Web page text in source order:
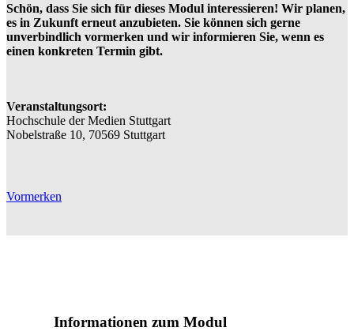
Schön, dass Sie sich für dieses Modul interessieren! Wir planen,
es in Zukunft erneut anzubieten. Sie können sich gerne
unverbindlich vormerken und wir informieren Sie, wenn es
einen konkreten Termin gibt.
Veranstaltungsort:
Hochschule der Medien Stuttgart
Nobelstraße 10, 70569 Stuttgart
Vormerken
Informationen zum Modul